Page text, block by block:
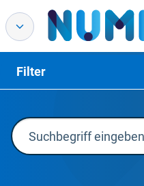
Filter